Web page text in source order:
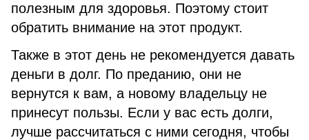
полезным для здоровья. Поэтому стоит
обратить внимание на этот продукт.
Также в этот день не рекомендуется давать
деньги в долг. По преданию, они не
вернутся к вам, а новому владельцу не
принесут пользы. Если у вас есть долги,
лучше рассчитаться с ними сегодня, чтобы